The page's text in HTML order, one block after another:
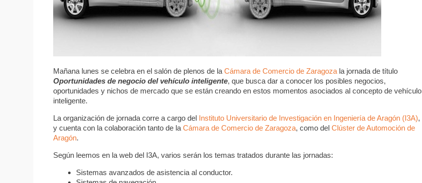
Mañana lunes se celebra en el salón de plenos de laCámara de Comercio de Zaragoza la jornada de título
Oportunidades de negocio del vehículo inteligente, que busca dar a conocer los posibles negocios,
oportunidades y nichos de mercado que se están creando en estos momentos asociados al concepto de vehículo
inteligente.
La organización de jornada corre a cargo del Instituto Universitario de Investigación en Ingeniería de Aragón (I3A),
y cuenta con la colaboración tanto de laCámara de Comercio de Zaragoza, como delClúster de Automoción de
Aragón.
Según leemos en la web del I3A, varios serán los temas tratados durante las jornadas:
Sistemas avanzados de asistencia al conductor.